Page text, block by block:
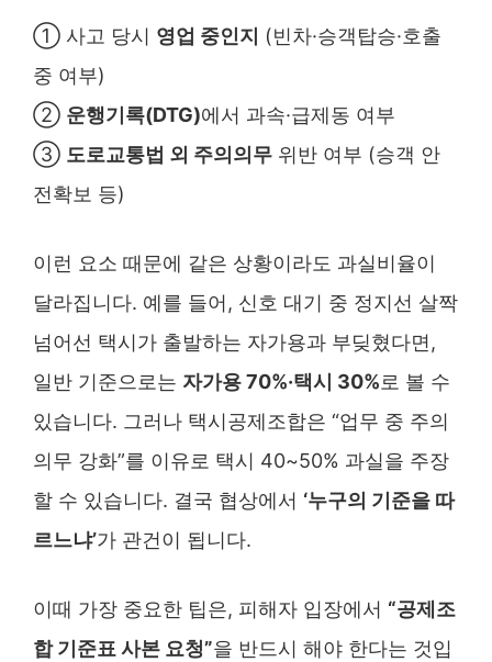
① 사고 당시 영업 중인지 (빈차·승객탑승·호출
중 여부)
② 운행기록(DTG)에서 과속·급제동 여부
③ 도로교통법 외 주의의무 위반 여부 (승객 안
전확보 등)
이런 요소 때문에 같은 상황이라도 과실비율이
달라집니다. 예를 들어, 신호 대기 중 정지선 살짝
넘어선 택시가 출발하는 자가용과 부딪혔다면,
일반 기준으로는 자가용 70%·택시 30%로 볼 수
있습니다. 그러나 택시공제조합은 “업무 중 주의
의무 강화”를 이유로 택시 40~50% 과실을 주장
할 수 있습니다. 결국 협상에서 ‘누구의 기준을 따
르느냐’가 관건이 됩니다.
이때 가장 중요한 팁은, 피해자 입장에서 “공제조
합 기준표 사본 요청”을 반드시 해야 한다는 것입